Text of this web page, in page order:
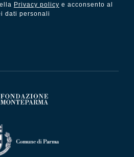
Privacy policy e acconsento al
dati personali